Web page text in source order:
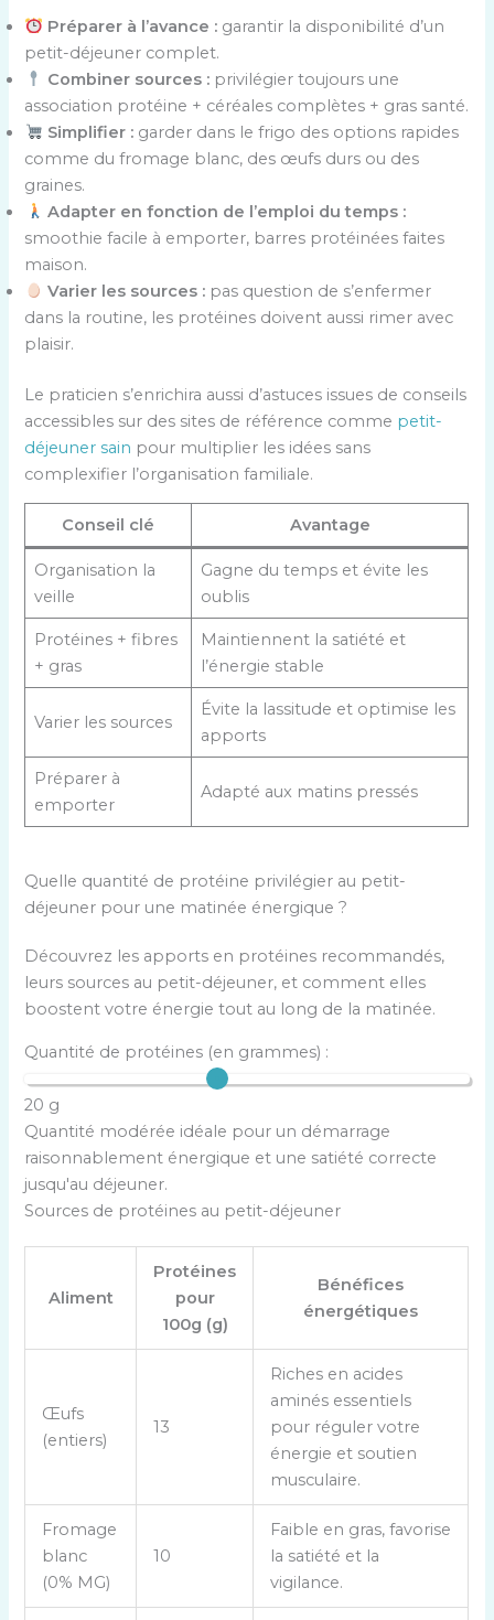
Préparer à l’avance : garantir la disponibilité d’un
petit-déjeuner complet.
Combiner sources : privilégier toujours une
association protéine + céréales complètes + gras santé.
Simplifier : garder dans le frigo des options rapides
comme du fromage blanc, des œufs durs ou des
graines.
Adapter en fonction de l’emploi du temps :
smoothie facile à emporter, barres protéinées faites
maison.
Varier les sources : pas question de s’enfermer
dans la routine, les protéines doivent aussi rimer avec
plaisir.
Le praticien s’enrichira aussi d’astuces issues de conseils
accessibles sur des sites de référence comme petit-
déjeuner sain pour multiplier les idées sans
complexifier l’organisation familiale.
Conseil clé Avantage
Organisation la
veille
Gagne du temps et évite les
oublis
Protéines + fibres
+ gras
Maintiennent la satiété et
l’énergie stable
Varier les sources
Évite la lassitude et optimise les
apports
Préparer à
emporter
Adapté aux matins pressés
Quelle quantité de protéine privilégier au petit-
déjeuner pour une matinée énergique ?
Découvrez les apports en protéines recommandés,
leurs sources au petit-déjeuner, et comment elles
boostent votre énergie tout au long de la matinée.
Quantité de protéines (en grammes) :
20 g
Quantité modérée idéale pour un démarrage
raisonnablement énergique et une satiété correcte
jusqu'au déjeuner.
Sources de protéines au petit-déjeuner
Aliment
Protéines
pour
100g (g)
Bénéfices
énergétiques
Œufs
(entiers)
13
Riches en acides
aminés essentiels
pour réguler votre
énergie et soutien
musculaire.
Fromage
blanc
(0% MG)
10
Faible en gras, favorise
la satiété et la
vigilance.